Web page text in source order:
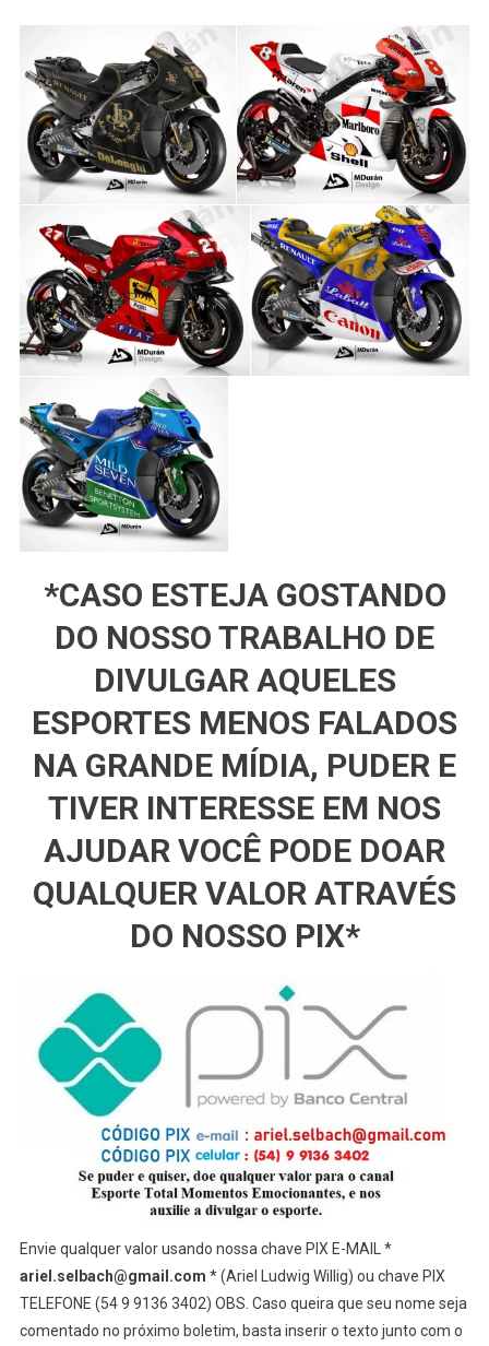
*CASO ESTEJA GOSTANDO
DO NOSSO TRABALHO DE
DIVULGAR AQUELES
ESPORTES MENOS FALADOS
NA GRANDE MÍDIA, PUDER E
TIVER INTERESSE EM NOS
AJUDAR VOCÊ PODE DOAR
QUALQUER VALOR ATRAVÉS
DO NOSSO PIX*
Envie qualquer valor usando nossa chave PIX E-MAIL *
ariel.selbach@gmail.com * (Ariel Ludwig Willig) ou chave PIX
TELEFONE (54 9 9136 3402) OBS. Caso queira que seu nome seja
comentado no próximo boletim, basta inserir o texto junto com o